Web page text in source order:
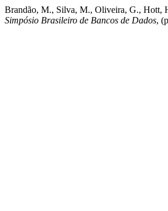
Brandão, M., Silva, M., Oliveira, G., Hott,
Simpósio Brasileiro de Bancos de Dados,